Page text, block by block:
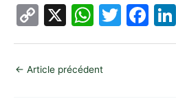
C
o
p
y
X
W
h
s
T
w
F
a
← Article précédent